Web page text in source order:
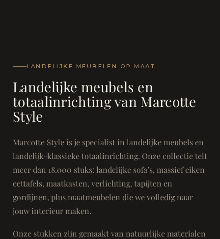
LANDELIJKE MEUBELEN OP MAAT
Landelijke meubels en
totaalinrichting van Marcotte
Style
Marcotte Style is je specialist in landelijke meubels en
landelijk-klassieke totaalinrichting. Onze collectie telt
meer dan 18.000 stuks: landelijke sofa’s, massief eiken
eettafels, maatkasten, verlichting, tapijten en
gordijnen, plus maatmeubelen die we volledig naar
jouw interieur maken.
Onze stukken zijn gemaakt van natuurlijke materialen